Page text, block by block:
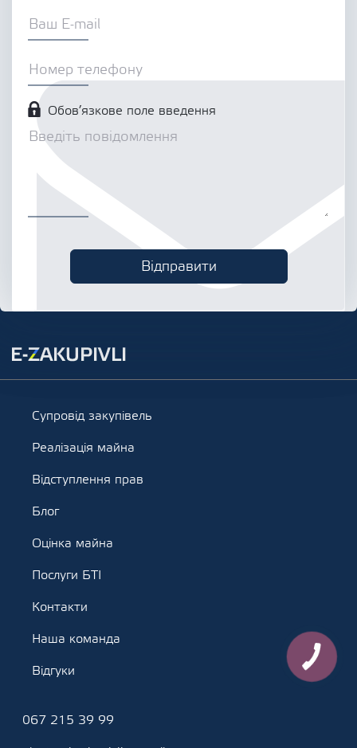
Обов’язкове поле введення
Супровід закупівель
Реалізація майна
Відступлення прав
Блог
Оцінка майна
Послуги БТІ
Контакти
Наша команда
Відгуки
067 215 39 99